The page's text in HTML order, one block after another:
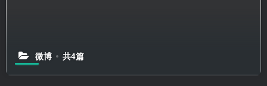
微博 共4篇